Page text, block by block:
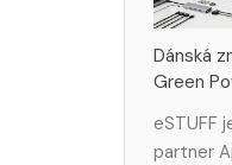
Dánská
Green
eSTUFF
partner